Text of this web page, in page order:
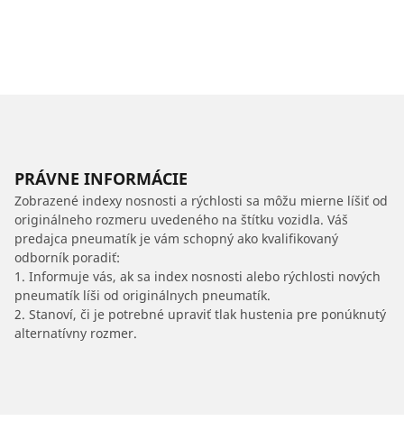
PRÁVNE INFORMÁCIE
Zobrazené indexy nosnosti a rýchlosti sa môžu mierne líšiť od
originálneho rozmeru uvedeného na štítku vozidla. Váš
predajca pneumatík je vám schopný ako kvalifikovaný
odborník poradiť:
1. Informuje vás, ak sa index nosnosti alebo rýchlosti nových
pneumatík líši od originálnych pneumatík.
2. Stanoví, či je potrebné upraviť tlak hustenia pre ponúknutý
alternatívny rozmer.